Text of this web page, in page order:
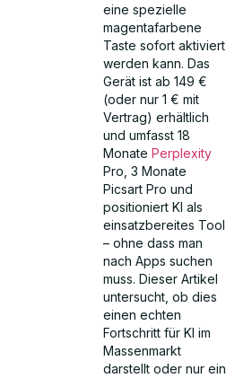
eine spezielle
magentafarbene
Taste sofort aktiviert
werden kann. Das
Gerät ist ab 149 €
(oder nur 1 € mit
Vertrag) erhältlich
und umfasst 18
MonatePerplexity
Pro, 3 Monate
Picsart Pro und
positioniert KI als
einsatzbereites Tool
– ohne dass man
nach Apps suchen
muss. Dieser Artikel
untersucht, ob dies
einen echten
Fortschritt für KI im
Massenmarkt
darstellt oder nur ein